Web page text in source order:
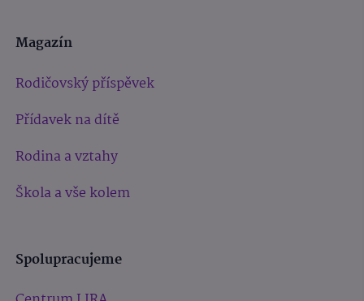
Magazín
Rodičovský příspěvek
Přídavek na dítě
Rodina a vztahy
Škola a vše kolem
Spolupracujeme